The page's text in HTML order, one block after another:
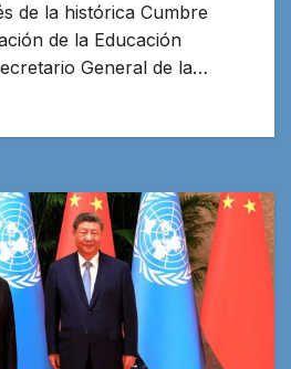
de la histórica Cumbre
de la Educación
General de la…